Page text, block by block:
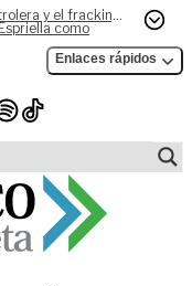
y el fracking,
como
Enlaces rápidos